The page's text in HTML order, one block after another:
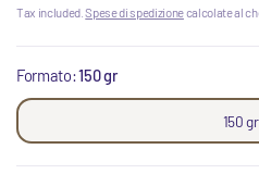
Tax included.Spese di spedizionecalcolate al
Formato:150 gr
150 gr